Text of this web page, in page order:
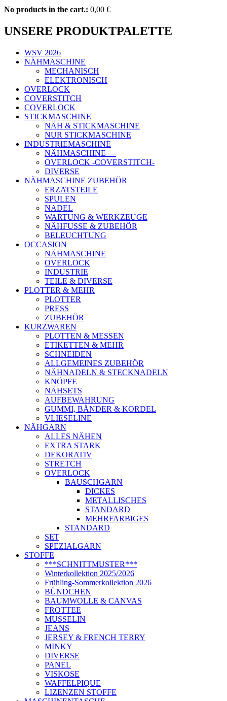
No products in the cart.: 0,00 €
UNSERE PRODUKTPALETTE
WSV 2026
NÄHMASCHINE
MECHANISCH
ELEKTRONISCH
OVERLOCK
COVERSTITCH
COVERLOCK
STICKMASCHINE
NÄH & STICKMASCHINE
NUR STICKMASCHINE
INDUSTRIEMASCHINE
NÄHMASCHINE —
OVERLOCK -COVERSTITCH-
DIVERSE
NÄHMASCHINE ZUBEHÖR
ERZATSTEILE
SPULEN
NADEL
WARTUNG & WERKZEUGE
NÄHFUSSE & ZUBEHÖR
BELEUCHTUNG
OCCASION
NÄHMASCHINE
OVERLOCK
INDUSTRIE
TEILE & DIVERSE
PLOTTER & MEHR
PLOTTER
PRESS
ZUBEHÖR
KURZWAREN
PLOTTEN & MESSEN
ETIKETTEN & MEHR
SCHNEIDEN
ALLGEMEINES ZUBEHÖR
NÄHNADELN & STECKNADELN
KNÖPFE
NÄHSETS
AUFBEWAHRUNG
GUMMI, BÄNDER & KORDEL
VLIESELINE
NÄHGARN
ALLES NÄHEN
EXTRA STARK
DEKORATIV
STRETCH
OVERLOCK
BAUSCHGARN
DICKES
METALLISCHES
STANDARD
MEHRFARBIGES
STANDARD
SET
SPEZIALGARN
STOFFE
***SCHNITTMUSTER***
Winterkollektion 2025/2026
Frühling-Sommerkollektion 2026
BÜNDCHEN
BAUMWOLLE & CANVAS
FROTTEE
MUSSELIN
JEANS
JERSEY & FRENCH TERRY
MINKY
DIVERSE
PANEL
VISKOSE
WAFFELPIQUE
LIZENZEN STOFFE